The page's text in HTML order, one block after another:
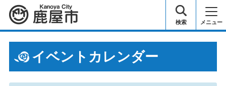
鹿屋市 検索 メニュー
イベントカレンダー